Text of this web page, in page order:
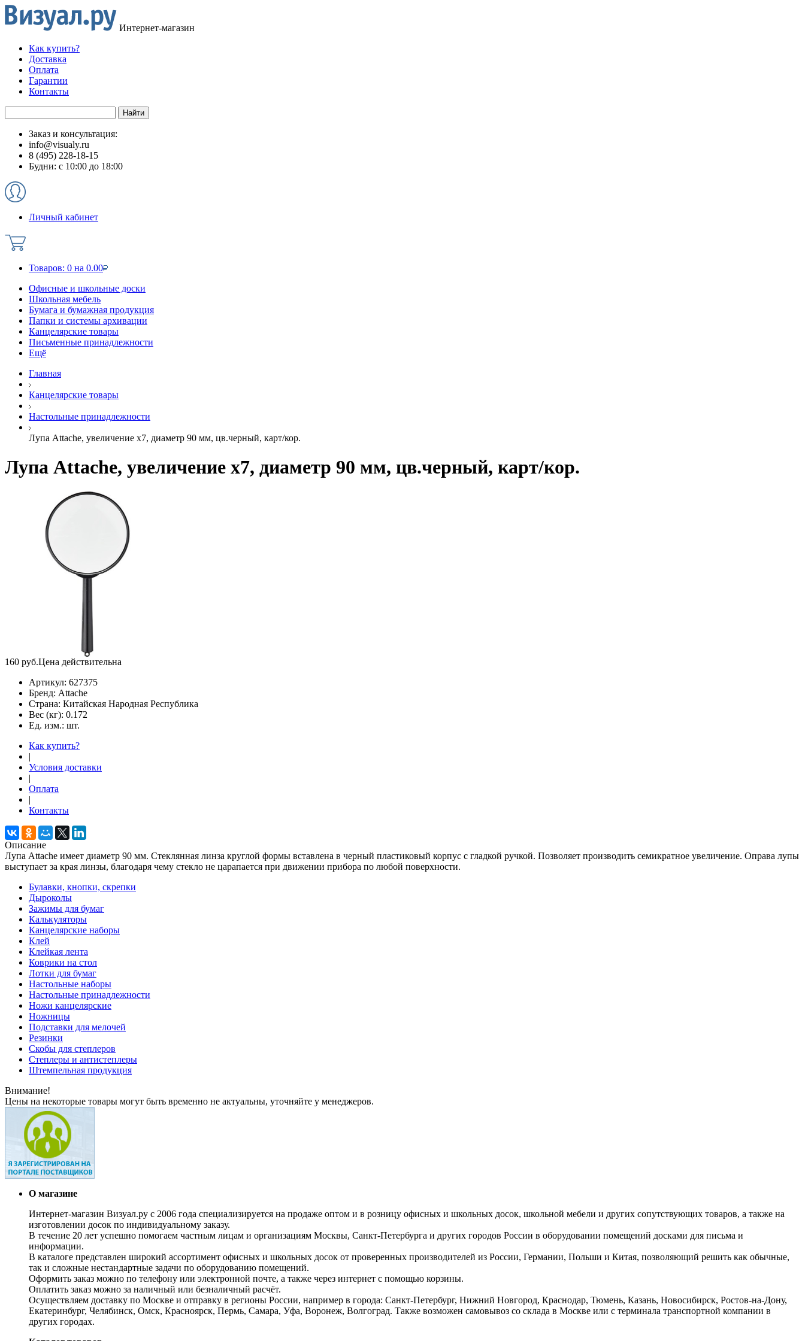
Интернет-магазин
Как купить?
Доставка
Оплата
Гарантии
Контакты
Заказ и консультация:
info@visualy.ru
8 (495) 228-18-15
Будни: с 10:00 до 18:00
Личный кабинет
Товаров: 0 на 0.00
Офисные и школьные доски
Школьная мебель
Бумага и бумажная продукция
Папки и системы архивации
Канцелярские товары
Письменные принадлежности
Ещё
Главная
Канцелярские товары
Настольные принадлежности
Лупа Attache, увеличение х7, диаметр 90 мм, цв.черный, карт/кор.
Лупа Attache, увеличение х7, диаметр 90 мм, цв.черный, карт/кор.
160 руб.Цена действительна
Артикул: 627375
Бренд: Attache
Страна: Китайская Народная Республика
Вес (кг): 0.172
Ед. изм.: шт.
Как купить?
|
Условия доставки
|
Оплата
|
Контакты
Описание
Лупа Attache имеет диаметр 90 мм. Стеклянная линза круглой формы вставлена в черный пластиковый корпус с гладкой ручкой. Позволяет производить семикратное увеличение. Оправа лупы
выступает за края линзы, благодаря чему стекло не царапается при движении прибора по любой поверхности.
Булавки, кнопки, скрепки
Дыроколы
Зажимы для бумаг
Калькуляторы
Канцелярские наборы
Клей
Клейкая лента
Коврики на стол
Лотки для бумаг
Настольные наборы
Настольные принадлежности
Ножи канцелярские
Ножницы
Подставки для мелочей
Резинки
Скобы для степлеров
Степлеры и антистеплеры
Штемпельная продукция
Внимание!
Цены на некоторые товары могут быть временно не актуальны, уточняйте у менеджеров.
О магазине
Интернет-магазин Визуал.ру с 2006 года специализируется на продаже оптом и в розницу офисных и школьных досок, школьной мебели и других сопутствующих товаров, а также на
изготовлении досок по индивидуальному заказу.
В течение 20 лет успешно помогаем частным лицам и организациям Москвы, Санкт-Петербурга и других городов России в оборудовании помещений досками для письма и
информации.
В каталоге представлен широкий ассортимент офисных и школьных досок от проверенных производителей из России, Германии, Польши и Китая, позволяющий решить как обычные,
так и сложные нестандартные задачи по оборудованию помещений.
Оформить заказ можно по телефону или электронной почте, а также через интернет с помощью корзины.
Оплатить заказ можно за наличный или безналичный расчёт.
Осуществляем доставку по Москве и отправку в регионы России, например в города: Санкт-Петербург, Нижний Новгород, Краснодар, Тюмень, Казань, Новосибирск, Ростов-на-Дону,
Екатеринбург, Челябинск, Омск, Красноярск, Пермь, Самара, Уфа, Воронеж, Волгоград. Также возможен самовывоз со склада в Москве или с терминала транспортной компании в
других городах.